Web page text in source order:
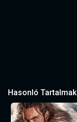
Hasonló Tartalmak